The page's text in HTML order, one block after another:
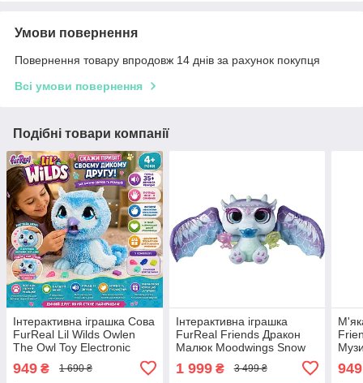
Умови повернення
Повернення товару впродовж 14 днів за рахунок покупця
Всі умови повернення
Подібні товари компанії
Інтерактивна іграшка Сова
FurReal Lil Wilds Owlen
The Owl Toy Electronic
949 ₴ 1 690 ₴
Інтерактивна іграшка
FurReal Friends Дракон
Малюк Moodwings Snow
1 999₴ 3 499 ₴ 949